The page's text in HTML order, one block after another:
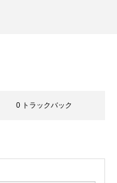
0 トラックバック